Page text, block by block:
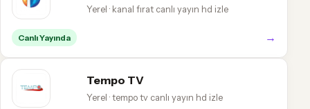
Yerel · kanal fırat canlı yayın hd izle
Canlı Yayında →
Tempo TV
Yerel · tempo tv canlı yayın hd izle